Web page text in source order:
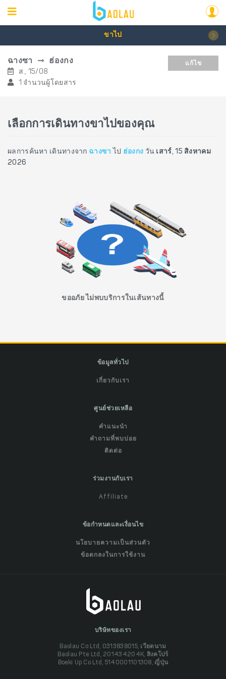
ขาไป
ฉางซา ฮ่องกง
ส., 15/08
1 จำนวนผู้โดยสาร
แก้ไข
เลือกการเดินทางขาไปของคุณ
ผลการค้นหา เดินทางจาก ฉางซา ไป ฮ่องกง วัน เสาร์, 15 สิงหาคม
2026
ขออภัย ไม่พบบริการในเส้นทางนี้
ข้อมูลทั่วไป
เกี่ยวกับเรา
ศูนย์ช่วยเหลือ
คำแนะนำ
คำถามที่พบบ่อย
ติดต่อ
ร่วมงานกับเรา
Affiliate
ข้อกำหนดและเงื่อนไข
นโยบายความเป็นส่วนตัว
ข้อตกลงในการใช้งาน
บริษัทของเรา
Baolau Co Ltd, 0313838015, เวียดนาม
Baolau Pte Ltd, 201434204K, สิงคโปร์
Boeki Up Co Ltd, 5140001101308, ญี่ปุ่น